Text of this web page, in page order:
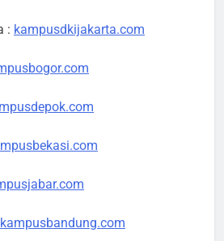
: kampusdkijakarta.com
kampusbandung.com